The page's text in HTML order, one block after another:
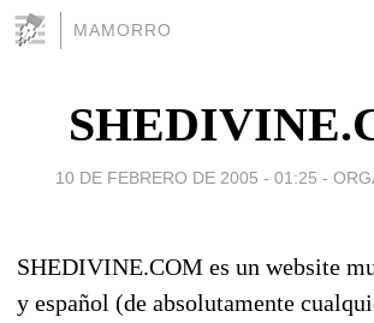
MAMORRO
10 DE FEBRERO DE 2005 - 01:25 -
SHEDIVINE.COM es un website
y español (de absolutamente